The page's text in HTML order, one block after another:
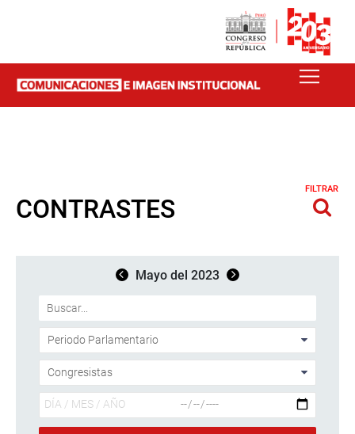
CONTRASTES
FILTRAR
Mayo del 2023